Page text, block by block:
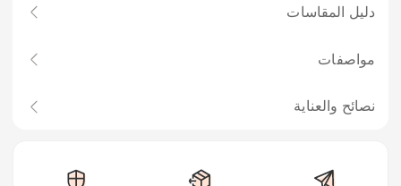
دليل المقاسات
مواصفات
نصائح والعناية